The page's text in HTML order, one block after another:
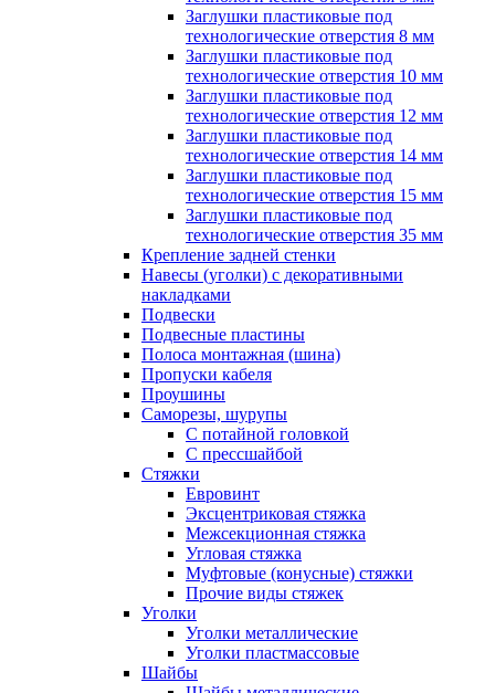
Заглушки пластиковые под
технологические отверстия 8 мм
Заглушки пластиковые под
технологические отверстия 10 мм
Заглушки пластиковые под
технологические отверстия 12 мм
Заглушки пластиковые под
технологические отверстия 14 мм
Заглушки пластиковые под
технологические отверстия 15 мм
Заглушки пластиковые под
технологические отверстия 35 мм
Крепление задней стенки
Навесы (уголки) с декоративными
накладками
Подвески
Подвесные пластины
Полоса монтажная (шина)
Пропуски кабеля
Проушины
Саморезы, шурупы
С потайной головкой
С прессшайбой
Стяжки
Евровинт
Эксцентриковая стяжка
Межсекционная стяжка
Угловая стяжка
Муфтовые (конусные) стяжки
Прочие виды стяжек
Уголки
Уголки металлические
Уголки пластмассовые
Шайбы